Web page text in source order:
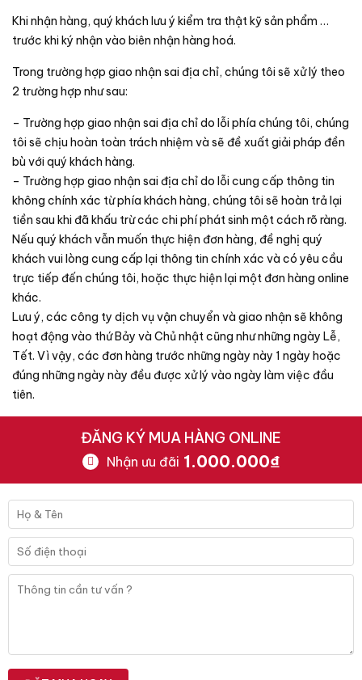
Khi nhận hàng, quý khách lưu ý kiểm tra thật kỹ sản phẩm …
trước khi ký nhận vào biên nhận hàng hoá.
Trong trường hợp giao nhận sai địa chỉ, chúng tôi sẽ xử lý theo
2 trường hợp như sau:
– Trường hợp giao nhận sai địa chỉ do lỗi phía chúng tôi, chúng
tôi sẽ chịu hoàn toàn trách nhiệm và sẽ đề xuất giải pháp đền
bù với quý khách hàng.
– Trường hợp giao nhận sai địa chỉ do lỗi cung cấp thông tin
không chính xác từ phía khách hàng, chúng tôi sẽ hoàn trả lại
tiền sau khi đã khấu trừ các chi phí phát sinh một cách rõ ràng.
Nếu quý khách vẫn muốn thực hiện đơn hàng, đề nghị quý
khách vui lòng cung cấp lại thông tin chính xác và có yêu cầu
trực tiếp đến chúng tôi, hoặc thực hiện lại một đơn hàng online
khác.
Lưu ý, các công ty dịch vụ vận chuyển và giao nhận sẽ không
hoạt động vào thứ Bảy và Chủ nhật cũng như những ngày Lễ,
Tết. Vì vậy, các đơn hàng trước những ngày này 1 ngày hoặc
đúng những ngày này đều được xử lý vào ngày làm việc đầu
tiên.
ĐĂNG KÝ MUA HÀNG ONLINE
Nhận ưu đãi 1.000.000₫